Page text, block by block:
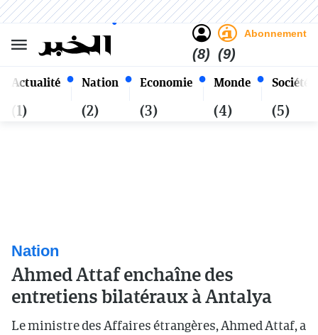
Actualité
(1)
Nation
(2)
Economie
(3)
Monde
(4)
Société
(5)
(8)
Abonnement
(9)
Dimanche 25 Safar 1448 - 09
Août 2026
Alger
Nation
Ahmed Attaf enchaîne des
entretiens bilatéraux à Antalya
Le ministre des Affaires étrangères, Ahmed Attaf, a